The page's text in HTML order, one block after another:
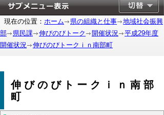
現在の位置： ホーム 県の組織と仕事
地域社会振興
部
県民課 伸びのびトーク 開催状況
平成29年度
開催状況
伸びのびトークｉｎ南部町
伸びのびトークｉｎ南部
町